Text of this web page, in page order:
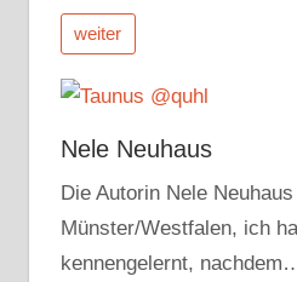
weiter
Nele Neuhaus
Die Autorin Nele
Münster/Westfalen, ich
kennengelernt,